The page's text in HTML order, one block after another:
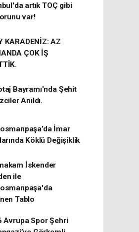
artık TOÇ gibi
var!
KARADENİZ: AZ
ÇOK İŞ
Bayramı'nda Şehit
Anıldı.
İmar
Köklü Değişiklik
İskender
ile
Tablo
Avrupa Spor Şehri